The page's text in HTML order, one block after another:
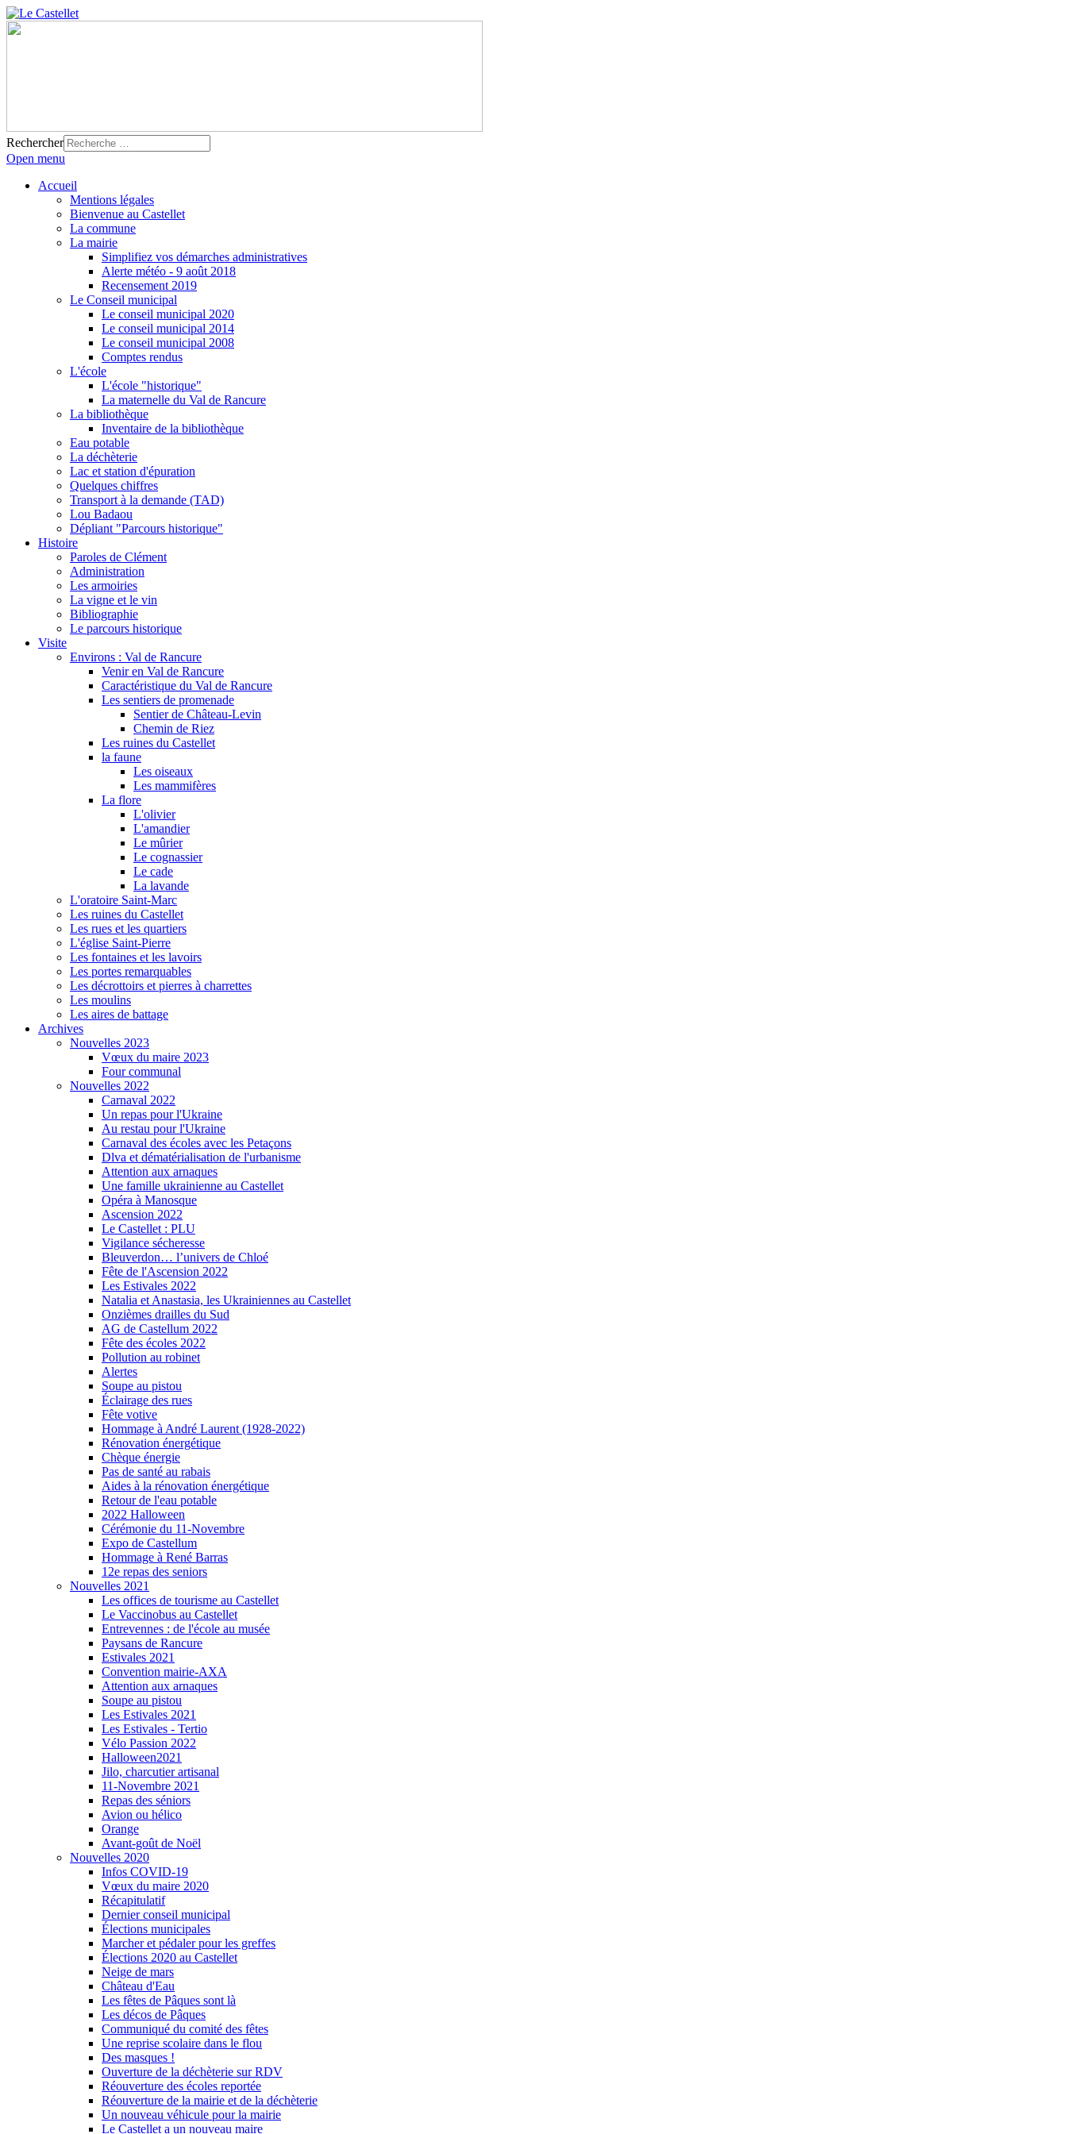
Rechercher
Open menu
Accueil
Mentions légales
Bienvenue au Castellet
La commune
La mairie
Simplifiez vos démarches administratives
Alerte météo - 9 août 2018
Recensement 2019
Le Conseil municipal
Le conseil municipal 2020
Le conseil municipal 2014
Le conseil municipal 2008
Comptes rendus
L'école
L'école "historique"
La maternelle du Val de Rancure
La bibliothèque
Inventaire de la bibliothèque
Eau potable
La déchèterie
Lac et station d'épuration
Quelques chiffres
Transport à la demande (TAD)
Lou Badaou
Dépliant "Parcours historique"
Histoire
Paroles de Clément
Administration
Les armoiries
La vigne et le vin
Bibliographie
Le parcours historique
Visite
Environs : Val de Rancure
Venir en Val de Rancure
Caractéristique du Val de Rancure
Les sentiers de promenade
Sentier de Château-Levin
Chemin de Riez
Les ruines du Castellet
la faune
Les oiseaux
Les mammifères
La flore
L'olivier
L'amandier
Le mûrier
Le cognassier
Le cade
La lavande
L'oratoire Saint-Marc
Les ruines du Castellet
Les rues et les quartiers
L'église Saint-Pierre
Les fontaines et les lavoirs
Les portes remarquables
Les décrottoirs et pierres à charrettes
Les moulins
Les aires de battage
Archives
Nouvelles 2023
Vœux du maire 2023
Four communal
Nouvelles 2022
Carnaval 2022
Un repas pour l'Ukraine
Au restau pour l'Ukraine
Carnaval des écoles avec les Petaçons
Dlva et dématérialisation de l'urbanisme
Attention aux arnaques
Une famille ukrainienne au Castellet
Opéra à Manosque
Ascension 2022
Le Castellet : PLU
Vigilance sécheresse
Bleuverdon… l’univers de Chloé
Fête de l'Ascension 2022
Les Estivales 2022
Natalia et Anastasia, les Ukrainiennes au Castellet
Onzièmes drailles du Sud
AG de Castellum 2022
Fête des écoles 2022
Pollution au robinet
Alertes
Soupe au pistou
Éclairage des rues
Fête votive
Hommage à André Laurent (1928-2022)
Rénovation énergétique
Chèque énergie
Pas de santé au rabais
Aides à la rénovation énergétique
Retour de l'eau potable
2022 Halloween
Cérémonie du 11-Novembre
Expo de Castellum
Hommage à René Barras
12e repas des seniors
Nouvelles 2021
Les offices de tourisme au Castellet
Le Vaccinobus au Castellet
Entrevennes : de l'école au musée
Paysans de Rancure
Estivales 2021
Convention mairie-AXA
Attention aux arnaques
Soupe au pistou
Les Estivales 2021
Les Estivales - Tertio
Vélo Passion 2022
Halloween2021
Jilo, charcutier artisanal
11-Novembre 2021
Repas des séniors
Avion ou hélico
Orange
Avant-goût de Noël
Nouvelles 2020
Infos COVID-19
Vœux du maire 2020
Récapitulatif
Dernier conseil municipal
Élections municipales
Marcher et pédaler pour les greffes
Élections 2020 au Castellet
Neige de mars
Château d'Eau
Les fêtes de Pâques sont là
Les décos de Pâques
Communiqué du comité des fêtes
Une reprise scolaire dans le flou
Des masques !
Ouverture de la déchèterie sur RDV
Réouverture des écoles reportée
Réouverture de la mairie et de la déchèterie
Un nouveau véhicule pour la mairie
Le Castellet a un nouveau maire